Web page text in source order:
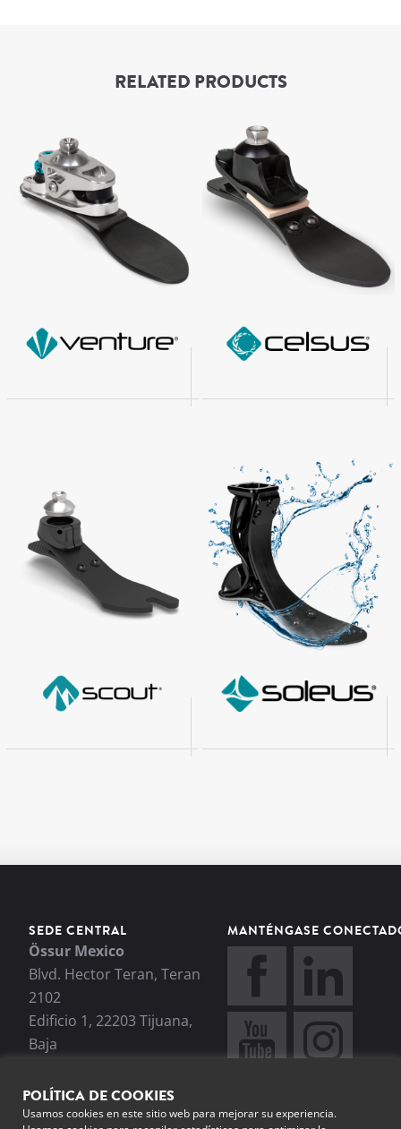
RELATED PRODUCTS
SEDE CENTRAL
Össur Mexico
Blvd. Hector Teran, Teran
2102
Edificio 1, 22203 Tijuana,
Baja
22206
+52 1 664 231 6500
MANTÉNGASE
POLÍTICA DE COOKIES
Usamos cookies en este sitio web para mejorar su experiencia.